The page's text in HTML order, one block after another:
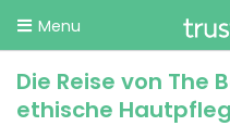
Menu
Die Reise von The
ethische